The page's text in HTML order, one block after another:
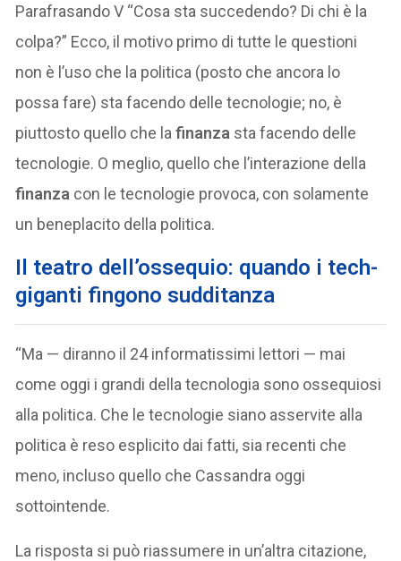
Parafrasando V “Cosa sta succedendo? Di chi è la
colpa?” Ecco, il motivo primo di tutte le questioni
non è l’uso che la politica (posto che ancora lo
possa fare) sta facendo delle tecnologie; no, è
piuttosto quello che lafinanza sta facendo delle
tecnologie. O meglio, quello che l’interazione della
finanza con le tecnologie provoca, con solamente
un beneplacito della politica.
Il teatro dell’ossequio: quando i tech-
giganti fingono sudditanza
“Ma — diranno il 24 informatissimi lettori — mai
come oggi i grandi della tecnologia sono ossequiosi
alla politica. Che le tecnologie siano asservite alla
politica è reso esplicito dai fatti, sia recenti che
meno, incluso quello che Cassandra oggi
sottointende.
La risposta si può riassumere in un’altra citazione,